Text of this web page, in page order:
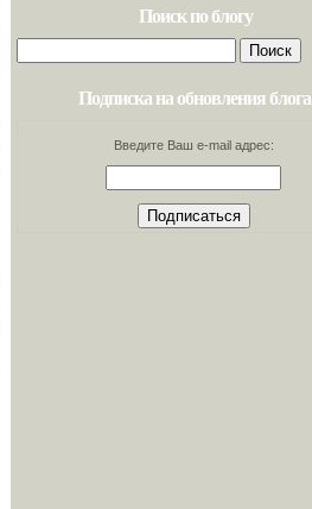
Поиск по блогу
Найти:
Подписка на обновления блога
Введите Ваш e-mail адрес: